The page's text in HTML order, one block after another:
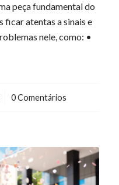
peça fundamental do
ficar atentas a sinais e
nele, como: •
0 Comentários